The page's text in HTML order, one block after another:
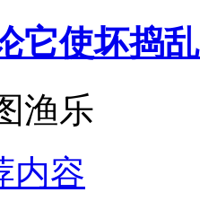
它使坏捣
渔乐
内容